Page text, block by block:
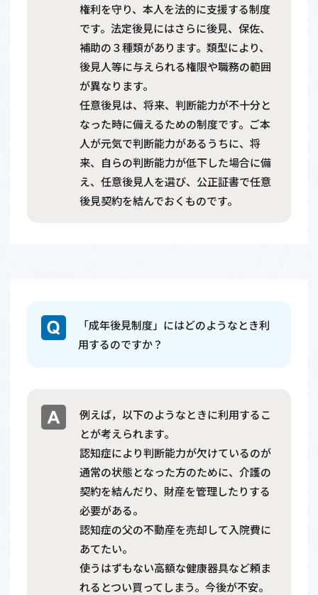
権利を守り、本人を法的に支援する制度
です。法定後見にはさらに後見、保佐、
補助の３種類があります。類型により、
後見人等に与えられる権限や職務の範囲
が異なります。
任意後見は、将来、判断能力が不十分と
なった時に備えるための制度です。ご本
人が元気で判断能力があるうちに、将
来、自らの判断能力が低下した場合に備
え、任意後見人を選び、公正証書で任意
後見契約を結んでおくものです。
「成年後見制度」にはどのようなとき利
用するのですか？
例えば，以下のようなときに利用するこ
とが考えられます。
認知症により判断能力が欠けているのが
通常の状態となった方のために、介護の
契約を結んだり、財産を管理したりする
必要がある。
認知症の父の不動産を売却して入院費に
あてたい。
使うはずもない高額な健康器具など頼ま
れるとつい買ってしまう。今後が不安。